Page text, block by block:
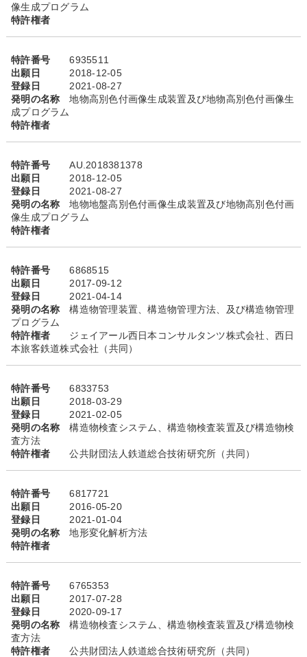
像生成プログラム
特許権者
特許番号
6935511
出願日
2018-12-05
登録日
2021-08-27
発明の名称
地物高別色付画像生成装置及び地物高別色付画像生
成プログラム
特許権者
特許番号
AU.2018381378
出願日
2018-12-05
登録日
2021-08-27
発明の名称
地物地盤高別色付画像生成装置及び地物高別色付画
像生成プログラム
特許権者
特許番号
6868515
出願日
2017-09-12
登録日
2021-04-14
発明の名称
構造物管理装置、構造物管理方法、及び構造物管理
プログラム
特許権者
ジェイアール西日本コンサルタンツ株式会社、西日
本旅客鉄道株式会社（共同）
特許番号
6833753
出願日
2018-03-29
登録日
2021-02-05
発明の名称
構造物検査システム、構造物検査装置及び構造物検
査方法
特許権者
公共財団法人鉄道総合技術研究所（共同）
特許番号
6817721
出願日
2016-05-20
登録日
2021-01-04
発明の名称
地形変化解析方法
特許権者
特許番号
6765353
出願日
2017-07-28
登録日
2020-09-17
発明の名称
構造物検査システム、構造物検査装置及び構造物検
査方法
特許権者
公共財団法人鉄道総合技術研究所（共同）